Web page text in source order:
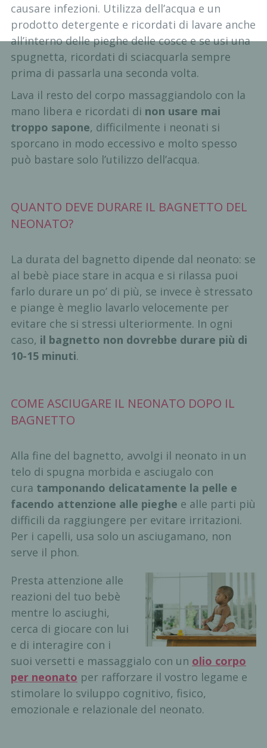
causare infezioni. Utilizza dell’acqua e un
prodotto detergente e ricordati di lavare anche
all’interno delle pieghe delle cosce e se usi una
spugnetta, ricordati di sciacquarla sempre
prima di passarla una seconda volta.
Lava il resto del corpo massaggiandolo con la
mano libera e ricordati di non usare mai
troppo sapone, difficilmente i neonati si
sporcano in modo eccessivo e molto spesso
può bastare solo l’utilizzo dell’acqua.
QUANTO DEVE DURARE IL BAGNETTO DEL
NEONATO?
La durata del bagnetto dipende dal neonato: se
al bebè piace stare in acqua e si rilassa puoi
farlo durare un po’ di più, se invece è stressato
e piange è meglio lavarlo velocemente per
evitare che si stressi ulteriormente. In ogni
caso, il bagnetto non dovrebbe durare più di
10-15 minuti.
COME ASCIUGARE IL NEONATO DOPO IL
BAGNETTO
Alla fine del bagnetto, avvolgi il neonato in un
telo di spugna morbida e asciugalo con
cura tamponando delicatamente la pelle e
facendo attenzione alle pieghe e alle parti più
difficili da raggiungere per evitare irritazioni.
Per i capelli, usa solo un asciugamano, non
serve il phon.
Presta attenzione alle
reazioni del tuo bebè
mentre lo asciughi,
cerca di giocare con lui
e di interagire con i
suoi versetti e massaggialo con un olio corpo
per neonato per rafforzare il vostro legame e
stimolare lo sviluppo cognitivo, fisico,
emozionale e relazionale del neonato.